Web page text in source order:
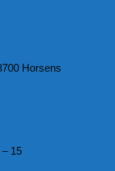
Horsens
15